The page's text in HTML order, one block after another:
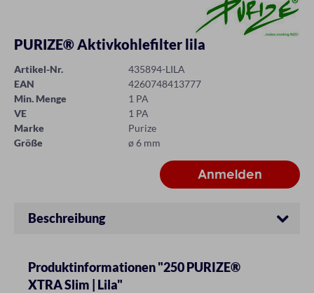
PURIZE® Aktivkohlefilter lila
Artikel-Nr.
435894-LILA
EAN
4260748413777
Min. Menge
1 PA
VE
1 PA
Marke
Purize
Größe
ø 6 mm
Beschreibung
Produktinformationen "250 PURIZE®
XTRA Slim | Lila"